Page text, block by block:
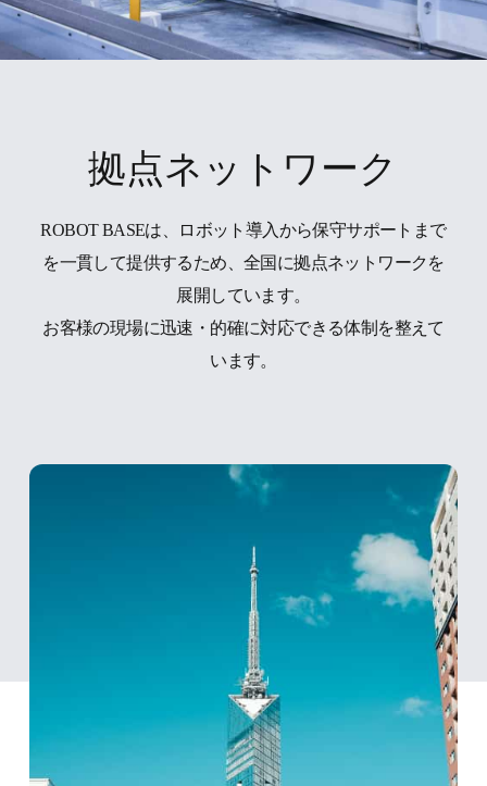
拠点ネットワーク
ROBOT BASEは、ロボット導入から保守サポートまで
を一貫して提供するため、全国に拠点ネットワークを
展開しています。
お客様の現場に迅速・的確に対応できる体制を整えて
います。